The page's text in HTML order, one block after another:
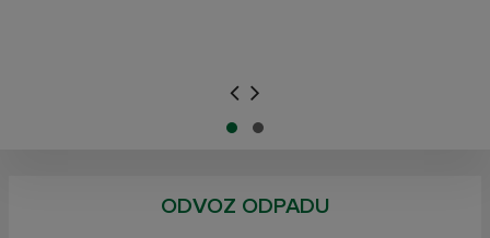
ODVOZ ODPADU